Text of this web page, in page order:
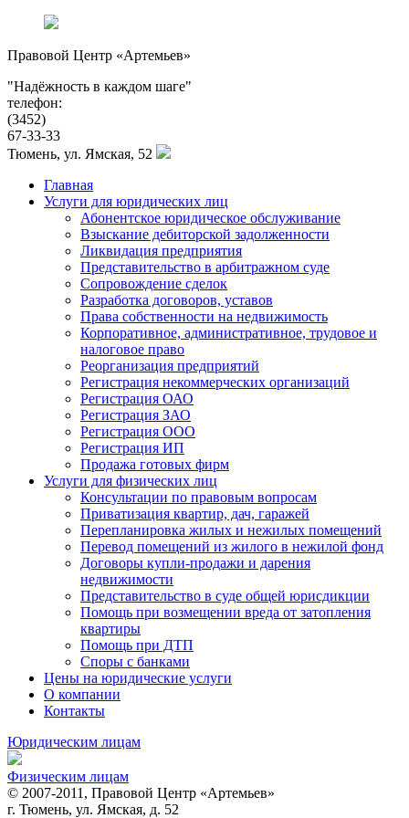
Правовой Центр «Артемьев»
Надёжность в каждом шаге
телефон:
(3452)
67-33-33
Тюмень, ул. Ямская, 52
Главная
Услуги для юридических лиц
Абонентское юридическое обслуживание
Взыскание дебиторской задолженности
Ликвидация предприятия
Представительство в арбитражном суде
Сопровождение сделок
Разработка договоров, уставов
Права собственности на недвижимость
Корпоративное, административное, трудовое и
налоговое право
Реорганизация предприятий
Регистрация некоммерческих организаций
Регистрация ОАО
Регистрация ЗАО
Регистрация ООО
Регистрация ИП
Продажа готовых фирм
Услуги для физических лиц
Консультации по правовым вопросам
Приватизация квартир, дач, гаражей
Перепланировка жилых и нежилых помещений
Перевод помещений из жилого в нежилой фонд
Договоры купли-продажи и дарения
недвижимости
Представительство в суде общей юрисдикции
Помощь при возмещении вреда от затопления
квартиры
Помощь при ДТП
Споры с банками
Цены на юридические услуги
О компании
Контакты
Юридическим лицам
Физическим лицам
© 2007-2011, Правовой Центр «Артемьев»
г. Тюмень, ул. Ямская, д. 52